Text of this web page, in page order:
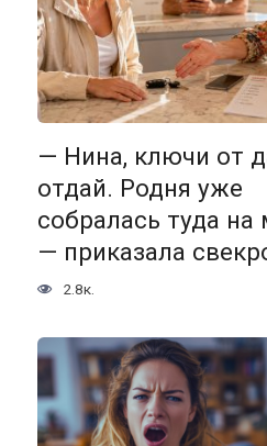
— Нина, ключи от
отдай. Родня уже
собралась туда на
— приказала
2.8к.